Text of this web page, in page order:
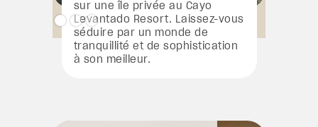
sur une île privée au Cayo
Levantado Resort. Laissez-vous
séduire par un monde de
tranquillité et de sophistication
à son meilleur.